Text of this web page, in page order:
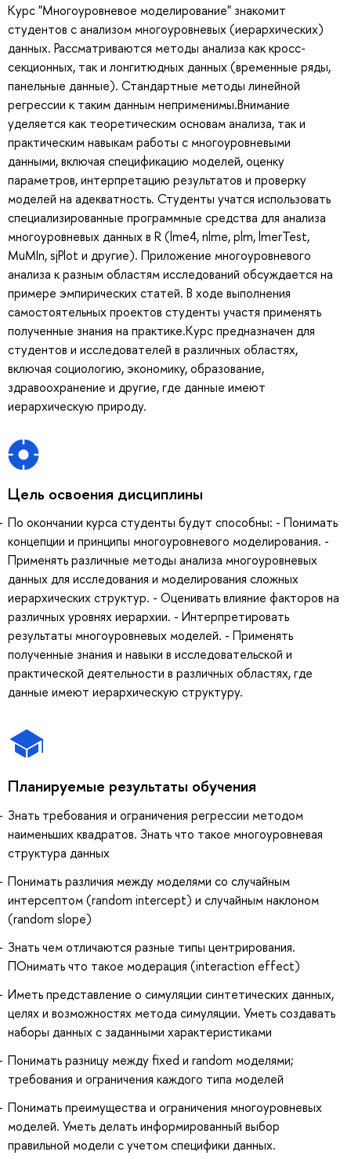
Курс "Многоуровневое моделирование" знакомит
студентов с анализом многоуровневых (иерархических)
данных. Рассматриваются методы анализа как кросс-
секционных, так и лонгитюдных данных (временные ряды,
панельные данные). Стандартные методы линейной
регрессии к таким данным неприменимы.Внимание
уделяется как теоретическим основам анализа, так и
практическим навыкам работы с многоуровневыми
данными, включая спецификацию моделей, оценку
параметров, интерпретацию результатов и проверку
моделей на адекватность. Студенты учатся использовать
специализированные программные средства для анализа
многоуровневых данных в R (lme4, nlme, plm, lmerTest,
MuMIn, sjPlot и другие). Приложение многоуровневого
анализа к разным областям исследований обсуждается на
примере эмпирических статей. В ходе выполнения
самостоятельных проектов студенты участя применять
полученные знания на практике.Курс предназначен для
студентов и исследователей в различных областях,
включая социологию, экономику, образование,
здравоохранение и другие, где данные имеют
иерархическую природу.
Цель освоения дисциплины
По окончании курса студенты будут способны: - Понимать
концепции и принципы многоуровневого моделирования. -
Применять различные методы анализа многоуровневых
данных для исследования и моделирования сложных
иерархических структур. - Оценивать влияние факторов на
различных уровнях иерархии. - Интерпретировать
результаты многоуровневых моделей. - Применять
полученные знания и навыки в исследовательской и
практической деятельности в различных областях, где
данные имеют иерархическую структуру.
Планируемые результаты обучения
Знать требования и ограничения регрессии методом
наименьших квадратов. Знать что такое многоуровневая
структура данных
Понимать различия между моделями со случайным
интерсептом (random intercept) и случайным наклоном
(random slope)
Знать чем отличаются разные типы центрирования.
ПОнимать что такое модерация (interaction effect)
Иметь представление о симуляции синтетических данных,
целях и возможностях метода симуляции. Уметь создавать
наборы данных с заданными характеристиками
Понимать разницу между fixed и random моделями;
требования и ограничения каждого типа моделей
Понимать преимущества и ограничения многоуровневых
моделей. Уметь делать информированный выбор
правильной модели с учетом специфики данных.